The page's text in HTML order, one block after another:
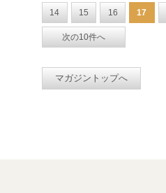
14 15 16 17
次の10件へ
マガジントップへ